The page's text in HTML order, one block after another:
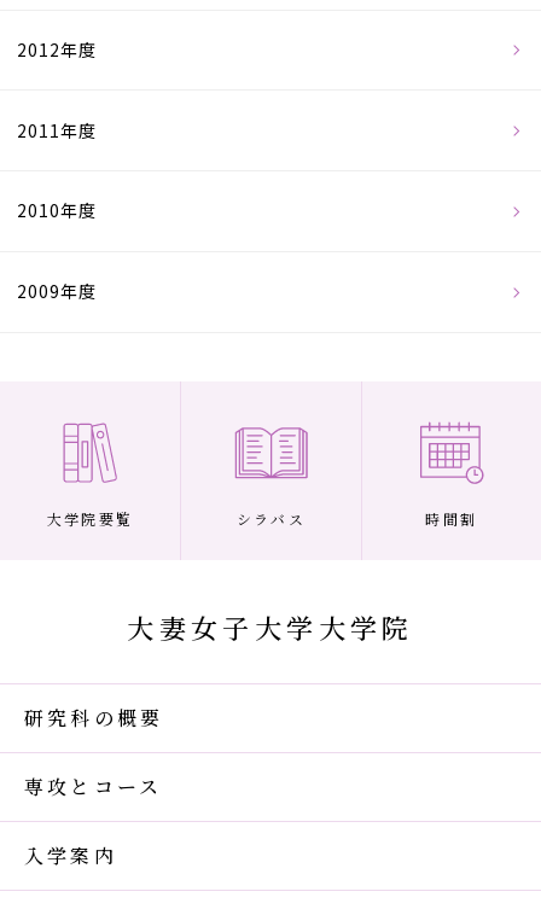
2012年度
2011年度
2010年度
2009年度
大学院要覧 シラバス 時間割
大妻女子大学大学院
研究科の概要
専攻とコース
入学案内